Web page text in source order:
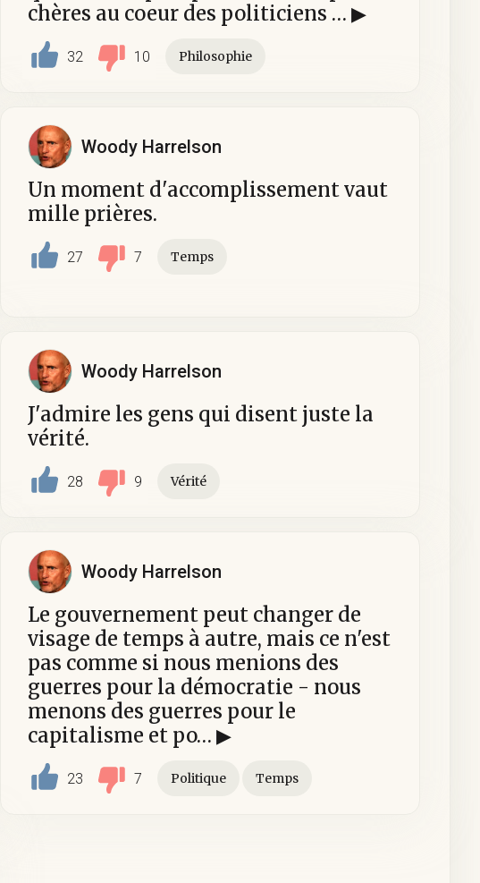
chères au coeur des politiciens … ▶
32 10 Philosophie
Woody Harrelson
Un moment d'accomplissement vaut
mille prières.
27 7 Temps
Woody Harrelson
J'admire les gens qui disent juste la
vérité.
28 9 Vérité
Woody Harrelson
Le gouvernement peut changer de
visage de temps à autre, mais ce n'est
pas comme si nous menions des
guerres pour la démocratie - nous
menons des guerres pour le
capitalisme et po… ▶
23 7 Politique Temps